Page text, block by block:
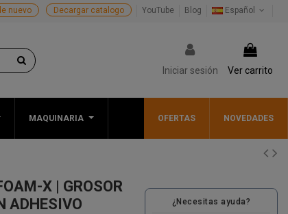
Español
Blog
YouTube
Decargar catalogo
nuevo
Iniciar sesión Ver carrito
MAQUINARIA OFERTAS NOVEDADES
X | GROSOR
ADHESIVO
¿Necesitas ayuda?